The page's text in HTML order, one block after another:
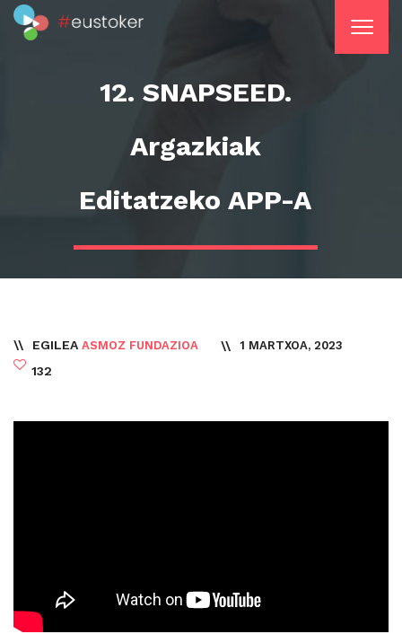
12. SNAPSEED.
Argazkiak
Editatzeko APP-A
EGILEA ASMOZ FUNDAZIOA 1 MARTXOA, 2023
132